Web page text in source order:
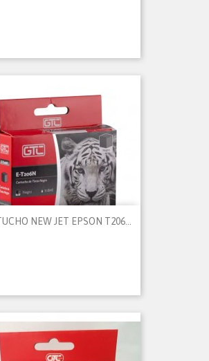
NEW JET EPSON T206...